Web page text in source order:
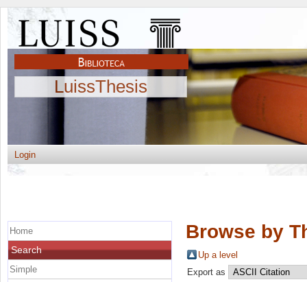
LuissThesis
Login
Browse by
Up a level
Export as
Home
Search
Simple